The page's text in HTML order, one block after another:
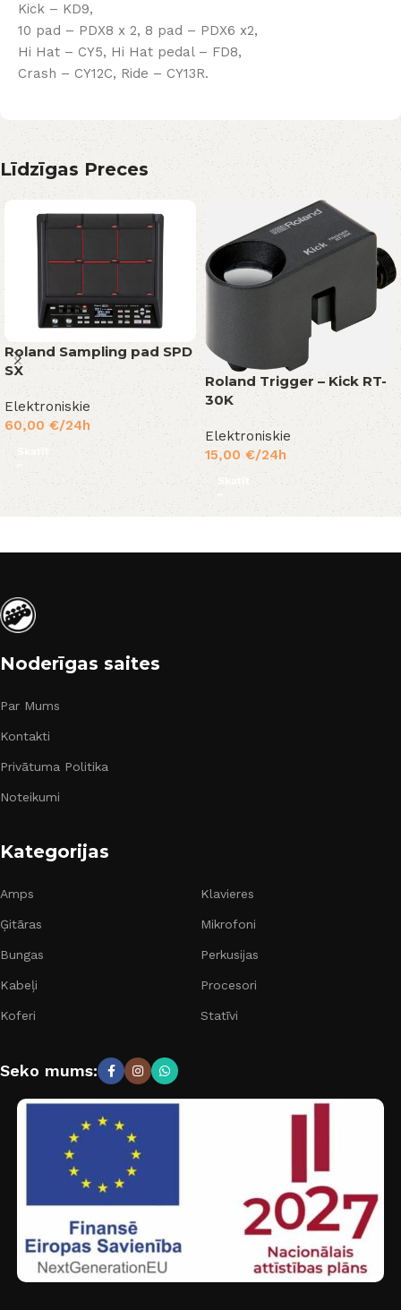
Kick – KD9,
10 pad – PDX8 x 2, 8 pad – PDX6 x2,
Hi Hat – CY5, Hi Hat pedal – FD8,
Crash – CY12C, Ride – CY13R.
Līdzīgas Preces
Roland Sampling pad SPD
SX
Elektroniskie
60,00 €/24h
Roland Trigger – Kick RT-
30K
Elektroniskie
15,00 €/24h
Skatīt
Noderīgas saites
Par Mums
Kontakti
Privātuma Politika
Noteikumi
Kategorijas
Amps
Ģitāras
Bungas
Kabeļi
Koferi
Klavieres
Mikrofoni
Perkusijas
Procesori
Statīvi
Seko mums: